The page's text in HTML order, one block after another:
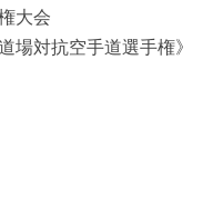
大会
場対抗空手道選手権》